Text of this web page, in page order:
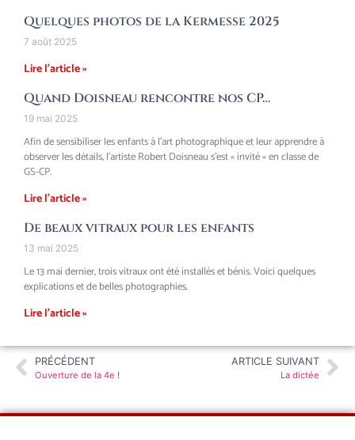
Quelques photos de la Kermesse 2025
7 août 2025
Lire l'article »
Quand Doisneau rencontre nos CP…
19 mai 2025
Afin de sensibiliser les enfants à l’art photographique et leur apprendre à
observer les détails, l’artiste Robert Doisneau s’est « invité » en classe de
GS-CP.
Lire l'article »
De beaux vitraux pour les enfants
13 mai 2025
Le 13 mai dernier, trois vitraux ont été installés et bénis. Voici quelques
explications et de belles photographies.
Lire l'article »
PRÉCÉDENT
Ouverture de la 4e !
ARTICLE SUIVANT
La dictée